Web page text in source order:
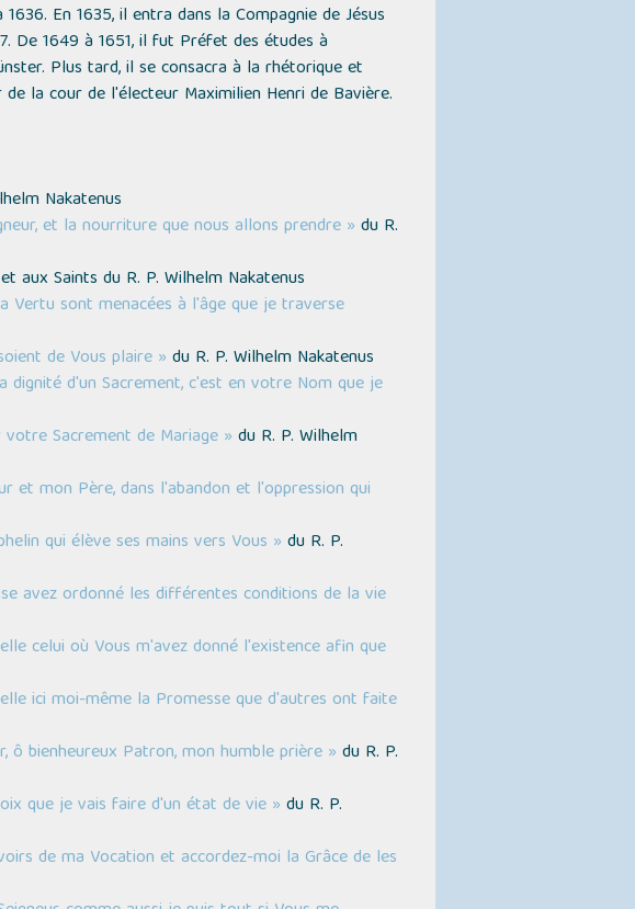
En 1635, il entra dans la Compagnie de Jésus
De 1649 à 1651, il fut Préfet des études à
Plus tard, il se consacra à la rhétorique et
la cour de l'électeur Maximilien Henri de Bavière.
Nakatenus
et la nourriture que nous allons prendre » du R.
aux Saints du R. P. Wilhelm Nakatenus
Vertu sont menacées à l'âge que je traverse
de Vous plaire » du R. P. Wilhelm Nakatenus
dignité d'un Sacrement, c'est en votre Nom que je
Sacrement de Mariage » du R. P. Wilhelm
et mon Père, dans l'abandon et l'oppression qui
qui élève ses mains vers Vous » du R. P.
avez ordonné les différentes conditions de la vie
celui où Vous m'avez donné l'existence afin que
ici moi-même la Promesse que d'autres ont faite
ô bienheureux Patron, mon humble prière » du R. P.
que je vais faire d'un état de vie » du R. P.
de ma Vocation et accordez-moi la Grâce de les